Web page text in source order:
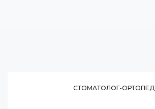
СТОМАТОЛОГ-ОРТОПЕД